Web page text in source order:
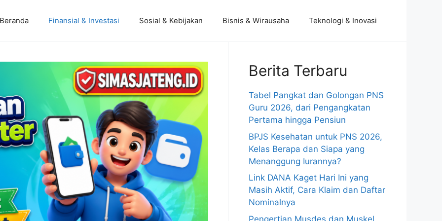
Beranda Finansial & Investasi Sosial & Kebijakan Bisnis & Wirausaha Teknologi & Inovasi
Berita Terbaru
Tabel Pangkat dan Golongan PNS
Guru 2026, dari Pengangkatan
Pertama hingga Pensiun
BPJS Kesehatan untuk PNS 2026,
Kelas Berapa dan Siapa yang
Menanggung Iurannya?
Link DANA Kaget Hari Ini yang
Masih Aktif, Cara Klaim dan Daftar
Nominalnya
Pengertian Musdes dan Muskel,